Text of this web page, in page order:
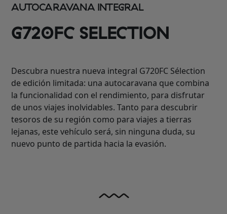
AUTOCARAVANA INTEGRAL
G720FC SELECTION
Descubra nuestra nueva integral G720FC Sélection
de edición limitada: una autocaravana que combina
la funcionalidad con el rendimiento, para disfrutar
de unos viajes inolvidables. Tanto para descubrir
tesoros de su región como para viajes a tierras
lejanas, este vehículo será, sin ninguna duda, su
nuevo punto de partida hacia la evasión.